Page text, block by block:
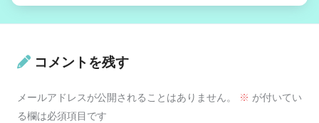
コメントを残す
メールアドレスが公開されることはありません。 ※ が付いてい
る欄は必須項目です